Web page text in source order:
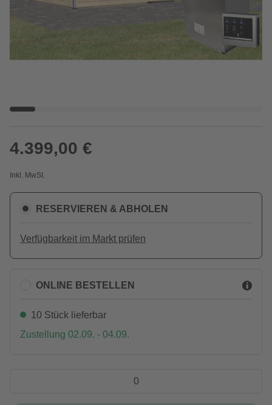
4.399,00 €
Inkl. MwSt.
RESERVIEREN & ABHOLEN
Verfügbarkeit im Markt prüfen
ONLINE BESTELLEN
10 Stück lieferbar
Zustellung 02.09. - 04.09.